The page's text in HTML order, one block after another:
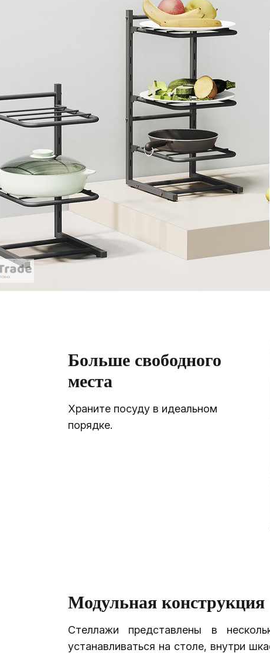
Больше свободного
места
Храните посуду в идеальном
порядке.
Модульная конструкция
Стеллажи представлены в
устанавливаться на столе, внутри